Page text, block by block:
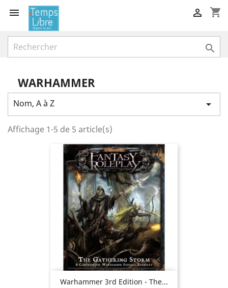
 shopping_cart


WARHAMMER
Nom, A à Z 
Affichage 1-5 de 5 article(s)
Warhammer 3rd Edition - The...